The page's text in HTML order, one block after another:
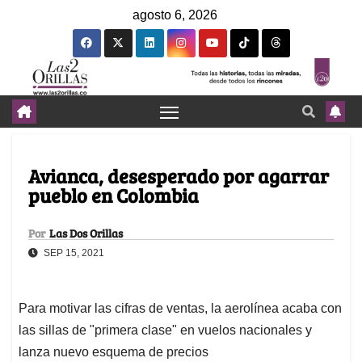
agosto 6, 2026
Avianca, desesperado por agarrar
pueblo en Colombia
Por Las Dos Orillas
SEP 15, 2021
Para motivar las cifras de ventas, la aerolínea acaba con
las sillas de "primera clase" en vuelos nacionales y
lanza nuevo esquema de precios